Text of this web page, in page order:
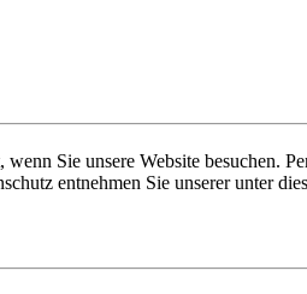
Sie unsere Website besuchen.
entnehmen Sie unserer unter